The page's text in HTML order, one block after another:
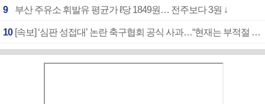
9 부산 주유소 휘발유 평균가 ℓ당 1849원… 전주보다 3원 ↓
10 [속보] ‘심판 성접대’ 논란 축구협회 공식 사과…“현재는 부적절 행위 없어”